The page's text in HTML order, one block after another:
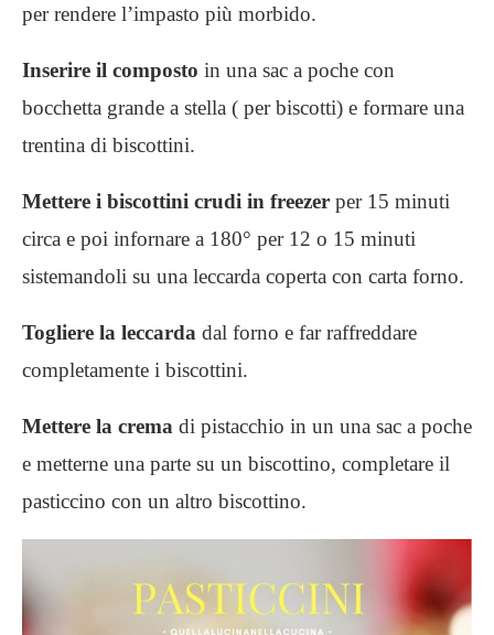
per rendere l’impasto più morbido.
Inserire il composto in una sac a poche con
bocchetta grande a stella ( per biscotti) e formare una
trentina di biscottini.
Mettere i biscottini crudi in freezer per 15 minuti
circa e poi infornare a 180° per 12 o 15 minuti
sistemandoli su una leccarda coperta con carta forno.
Togliere la leccarda dal forno e far raffreddare
completamente i biscottini.
Mettere la crema di pistacchio in un una sac a poche
e metterne una parte su un biscottino, completare il
pasticcino con un altro biscottino.